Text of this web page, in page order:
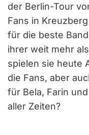
der Berlin-Tour
Fans in
für die beste
ihrer weit mehr
spielen sie heute
die Fans, aber
für Bela, Farin
aller Zeiten?